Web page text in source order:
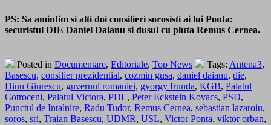
PS: Sa amintim si alti doi consilieri sorosisti ai lui Ponta:
securistul DIE Daniel Daianu si dusul cu pluta Remus Cernea.
Posted in Documentare, Editoriale, Top News Tags: Antena3,
Basescu, consilier prezidential, cozmin gusa, daniel daianu, die,
Dinu Giurescu, guvernul romaniei, gyorgy frunda, KGB, Palatul
Cotroceni, Palatul Victora, PDL, Peter Eckstein Kovacs, PSD,
Punctul de Intalnire, Radu Tudor, Remus Cernea, sebastian lazaroiu,
soros, sri, Traian Basescu, UDMR, USL, Victor Ponta, viktor orban,